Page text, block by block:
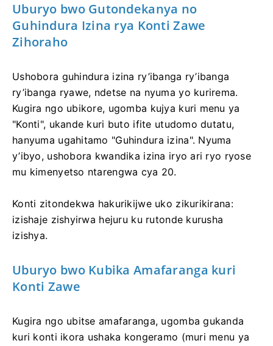
Uburyo bwo Gutondekanya no
Guhindura Izina rya Konti Zawe
Zihoraho
Ushobora guhindura izina ry’ibanga ry’ibanga
ry’ibanga ryawe, ndetse na nyuma yo kurirema.
Kugira ngo ubikore, ugomba kujya kuri menu ya
"Konti", ukande kuri buto ifite utudomo dutatu,
hanyuma ugahitamo "Guhindura izina". Nyuma
y’ibyo, ushobora kwandika izina iryo ari ryo ryose
mu kimenyetso ntarengwa cya 20.
Konti zitondekwa hakurikijwe uko zikurikirana:
izishaje zishyirwa hejuru ku rutonde kurusha
izishya.
Uburyo bwo Kubika Amafaranga kuri
Konti Zawe
Kugira ngo ubitse amafaranga, ugomba gukanda
kuri konti ikora ushaka kongeramo (muri menu ya